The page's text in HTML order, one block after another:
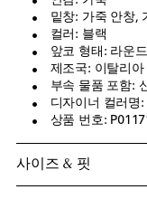
밑창: 가죽 안창,
컬러: 블랙
앞코 형태: 라운
제조국: 이탈리아
부속 물품 포함:
디자이너 컬러
상품 번호:
사이즈 & 핏